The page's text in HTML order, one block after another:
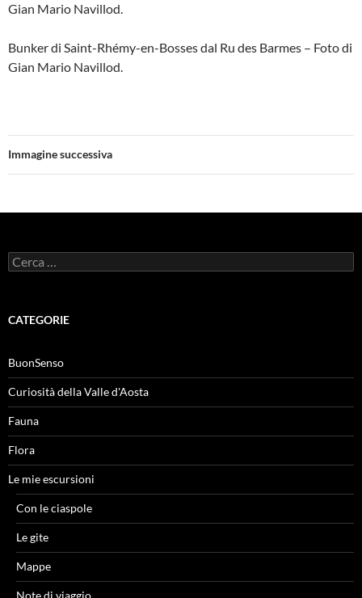
Gian Mario Navillod.
Bunker di Saint-Rhémy-en-Bosses dal Ru des Barmes – Foto di
Gian Mario Navillod.
Immagine successiva
Ricerca
per:
CATEGORIE
BuonSenso
Curiosità della Valle d'Aosta
Fauna
Flora
Le mie escursioni
Con le ciaspole
Le gite
Mappe